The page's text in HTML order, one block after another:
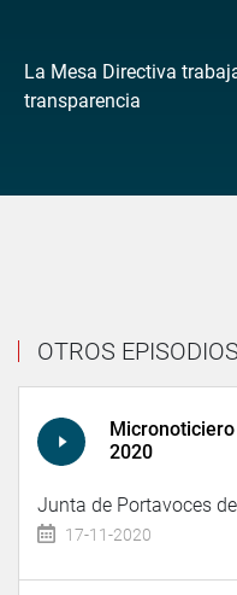
La Mesa Directiva
transparencia
OTROS EPISODIOS
2020
Junta de Portavoces
17-11-2020